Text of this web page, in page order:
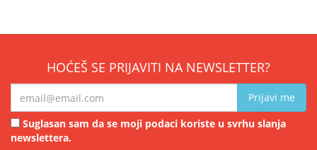
HOĆEŠ SE PRIJAVITI NA NEWSLETTER?
Prijavi me
Suglasan sam da se moji podaci koriste u svrhu slanja
newslettera.